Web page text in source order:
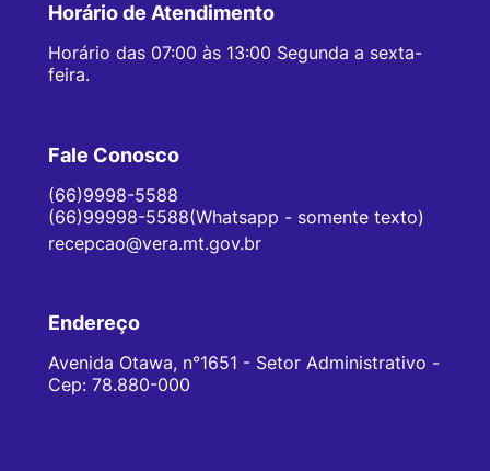
Horário de Atendimento
Horário das 07:00 às 13:00 Segunda a sexta-
feira.
Fale Conosco
(66)9998-5588
(66)99998-5588(Whatsapp - somente texto)
recepcao@vera.mt.gov.br
Endereço
Avenida Otawa, n°1651 - Setor Administrativo -
Cep: 78.880-000